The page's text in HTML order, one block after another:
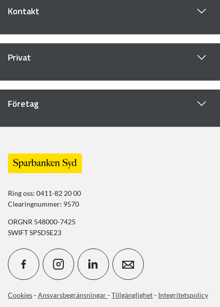
Kontakt
Privat
Företag
Ring oss: 0411-82 20 00
Clearingnummer: 9570
ORGNR 548000-7425
SWIFT SPSDSE23
Cookies-Ansvarsbegränsningar-Tillgänglighet- Integritetspolicy